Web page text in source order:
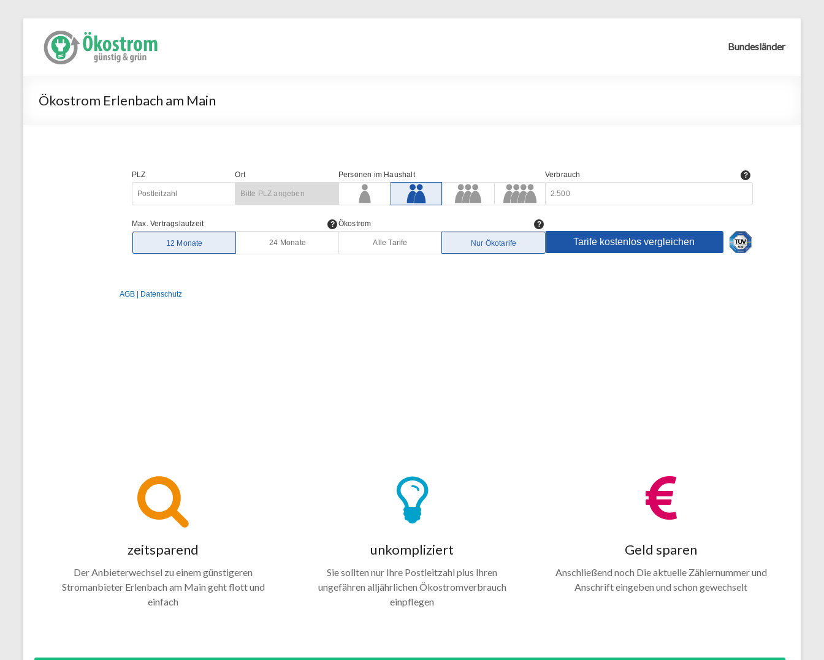
Bundesländer
Ökostrom Erlenbach am Main
zeitsparend
Der Anbieterwechsel zu einem günstigeren
Stromanbieter Erlenbach am Main geht flott und
einfach
unkompliziert
Sie sollten nur Ihre Postleitzahl plus Ihren
ungefähren alljährlichen Ökostromverbrauch
einpflegen
Geld sparen
Anschließend noch Die aktuelle Zählernummer und
Anschrift eingeben und schon gewechselt